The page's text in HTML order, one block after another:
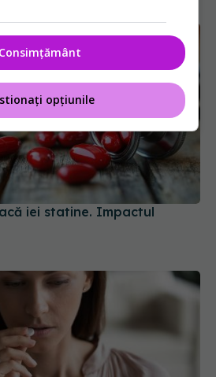
iei statine. Impactul
Consimțământ
opțiunile